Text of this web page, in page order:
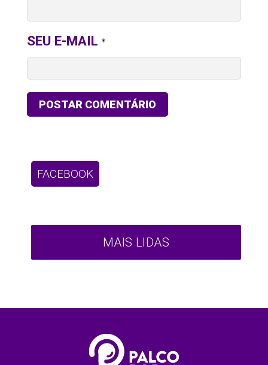
SEU E-MAIL *
FACEBOOK
MAIS LIDAS